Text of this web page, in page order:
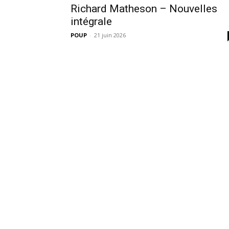
Richard Matheson – Nouvelles
intégrale
POUP - 21 juin 2026